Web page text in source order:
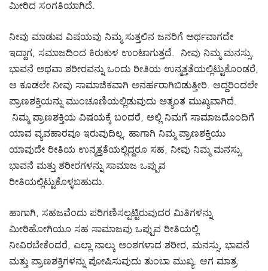
ಮೀರಿದ ಸಂಗತಿಯಾಗಿದೆ.
ನೀವು ಮಾಡುವ ವಿಷಯವು ನಿಮ್ಮ ಸುತ್ತಲಿನ ಜನರಿಗೆ ಅರ್ಥವಾಗದೇ
ಇದ್ದಾಗ, ಸಮಾಜದಿಂದ ಕಿರುಕುಳ ಉಂಟಾಗುತ್ತದೆ. ನೀವು ನಿಮ್ಮ ಮನಸ್ಸು,
ಭಾವನೆ ಅಥವಾ ಶರೀರವನ್ನು ಒಂದು ರೀತಿಯ ಉನ್ಮತ್ತತೆಯಲ್ಲಿಟ್ಟುಕೊಂಡರೆ,
ಆ ಕೂಡಲೇ ನೀವು ಸಾಮಾಜಿಕವಾಗಿ ಅನರ್ಹರಾಗಿಬಿಡುತ್ತೀರಿ. ಆದ್ದರಿಂದಲೇ
ಪ್ರಾಣಶಕ್ತಿಯನ್ನು ಮುಂಚೂಣಿಯಲ್ಲಿಡುವುದು ಅತ್ಯಂತ ಮುಖ್ಯವಾಗಿದೆ.
ನಿಮ್ಮ ಪ್ರಾಣಶಕ್ತಿಯ ವಿಷಯಕ್ಕೆ ಬಂದರೆ, ಅಲ್ಲಿ ನಿಮಗೆ ಸಾಮಾಜದೊಂದಿಗೆ
ಯಾವ ವ್ಯವಹಾರವೂ ಇರುವುದಿಲ್ಲ. ಹಾಗಾಗಿ ನಿಮ್ಮ ಪ್ರಾಣಶಕ್ತಿಯು
ಯಾವುದೇ ರೀತಿಯ ಉನ್ಮತ್ತತೆಯಲ್ಲಿದ್ದರೂ ಸಹ, ನೀವು ನಿಮ್ಮ ಮನಸ್ಸು,
ಭಾವನೆ ಮತ್ತು ಶರೀರಗಳನ್ನು ಸಾಮಾಜ ಒಪ್ಪುವ
ರೀತಿಯಲ್ಲಿಟ್ಟುಕೊಳ್ಳಬಹುದು.
ಹಾಗಾಗಿ, ಸಹಜವೆಂದು ಪರಿಗಣಿಸಲ್ಪಟ್ಟಿರುವುದರ ಮಿತಿಗಳನ್ನು
ಮೀರಿಹೋಗಿಯೂ ಸಹ ಸಾಮಾಜವು ಒಪ್ಪುವ ರೀತಿಯಲ್ಲಿ
ನೀವಿರಬೇಕೆಂದರೆ, ಎಲ್ಲಾ ನಾಲ್ಕು ಅಂಶಗಳಾದ ಶರೀರ, ಮನಸ್ಸು, ಭಾವನೆ
ಮತ್ತು ಪ್ರಾಣಶಕ್ತಿಗಳನ್ನು ಪೋಷಿಸುವುದು ತುಂಬಾ ಮುಖ್ಯ. ಆಗ ಮಾತ್ರ